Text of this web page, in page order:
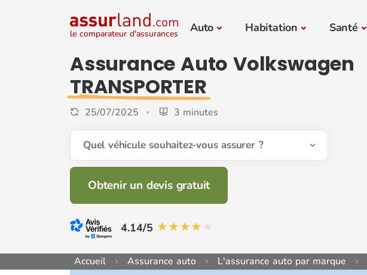
le comparateur d'assurances Auto Habitation Santé
Assurance Auto Volkswagen
TRANSPORTER
25/07/2025 3 minutes
Quel véhicule souhaitez-vous assurer ?
Obtenir un devis gratuit
4.14/5
Accueil Assurance auto L'assurance auto par marque